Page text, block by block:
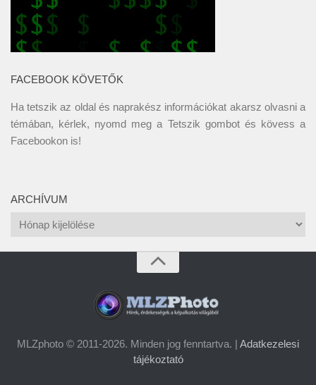
FACEBOOK KÖVETŐK
Ha tetszik az oldal és naprakész információkat akarsz olvasni a
témában, kérlek, nyomd meg a Tetszik gombot és kövess a
Facebookon is!
ARCHÍVUM
Archívum
MLZphoto © 2011-2026. Minden jog fenntartva. | Adatkezelesi
tájékoztató